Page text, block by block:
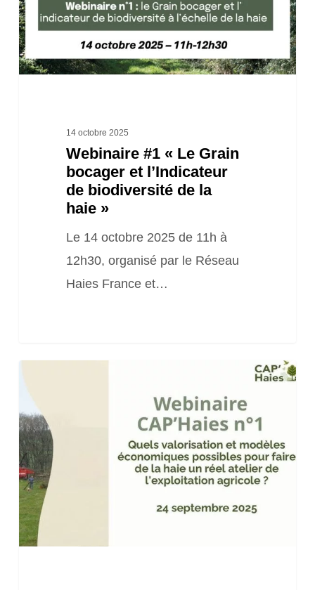
et
l’Indicateur
de
14 octobre 2025
Webinaire #1 « Le Grain
bocager et l’Indicateur
de biodiversité de la
haie »
Le 14 octobre 2025 de 11h à
12h30, organisé par le Réseau
Haies France et…
CAP’Haies#1
Quels
valorisations
et
modèles
économique
pour